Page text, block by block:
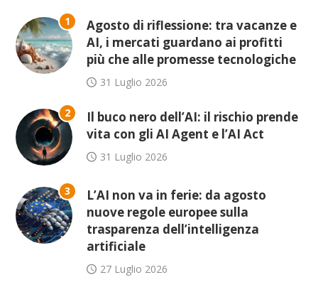
1
Agosto di riflessione: tra vacanze e
AI, i mercati guardano ai profitti
più che alle promesse tecnologiche
31 Luglio 2026
2
Il buco nero dell’AI: il rischio prende
vita con gli AI Agent e l’AI Act
31 Luglio 2026
3
L’AI non va in ferie: da agosto
nuove regole europee sulla
trasparenza dell’intelligenza
artificiale
27 Luglio 2026